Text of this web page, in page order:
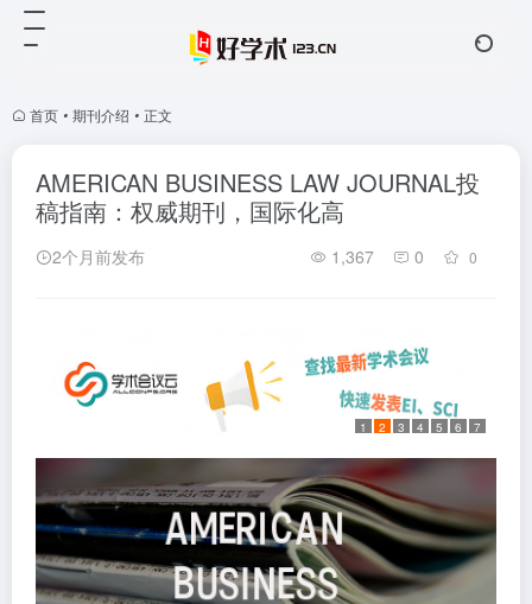
首页 • 期刊介绍 • 正文
AMERICAN BUSINESS LAW JOURNAL投
稿指南：权威期刊，国际化高
2个月前发布 1,367 0 0
1 2 3 4 5 6 7